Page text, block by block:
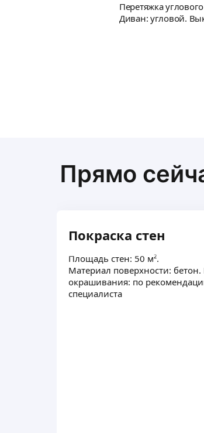
Перетяжка
Диван: угловой.
Прямо
Покраска стен
Площадь стен: 50 м².
Материал поверхности:
окрашивания: по
специалиста